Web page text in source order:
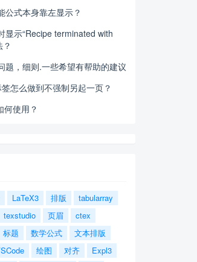
公式本身靠左显示？
显示“Recipe terminated with
题，细则.一些希望有帮助的建议
怎么做到不强制另起一页？
何使用？
LaTeX3 排版
tabularray
texstudio 页眉
ctex
标题 数学公式
文本排版
绘图 对齐
Expl3